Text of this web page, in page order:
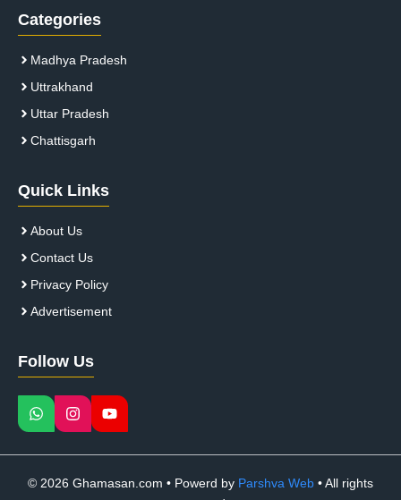
Categories
Madhya Pradesh
Uttrakhand
Uttar Pradesh
Chattisgarh
Quick Links
About Us
Contact Us
Privacy Policy
Advertisement
Follow Us
© 2026 Ghamasan.com • Powerd by Parshva Web • All rights